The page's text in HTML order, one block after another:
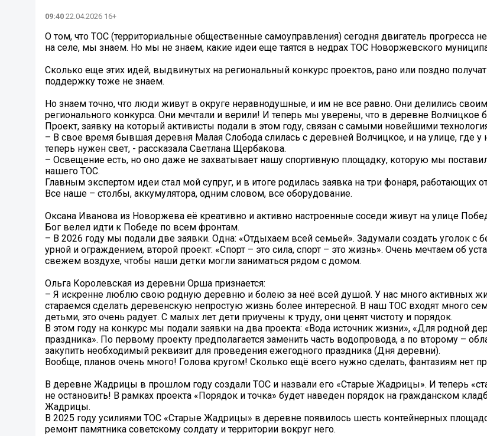
09:40 22.04.2026 16+
О том, что ТОС (территориальные общественные самоуправления) сегодня двигатель прогресса
на селе, мы знаем. Но мы не знаем, какие идеи еще таятся в недрах ТОС Новоржевского
Сколько еще этих идей, выдвинутых на региональный конкурс проектов, рано или поздно
поддержку тоже не знаем.
Но знаем точно, что люди живут в округе неравнодушные, и им не все равно. Они делились
регионального конкурса. Они мечтали и верили! И теперь мы уверены, что в деревне Волчицкое
Проект, заявку на который активисты подали в этом году, связан с самыми новейшими
– В свое время бывшая деревня Малая Слобода слилась с деревней Волчицкое, и на улице, где у
теперь нужен свет, - рассказала Светлана Щербакова.
– Освещение есть, но оно даже не захватывает нашу спортивную площадку, которую мы
нашего ТОС.
Главным экспертом идеи стал мой супруг, и в итоге родилась заявка на три фонаря, работающих
Все наше – столбы, аккумулятора, одним словом, все оборудование.
Оксана Иванова из Новоржева её креативно и активно настроенные соседи живут на улице
Бог велел идти к Победе по всем фронтам.
– В 2026 году мы подали две заявки. Одна: «Отдыхаем всей семьей». Задумали создать уголок с
урной и ограждением, второй проект: «Спорт – это сила, спорт – это жизнь». Очень мечтаем об
свежем воздухе, чтобы наши детки могли заниматься рядом с домом.
Ольга Королевская из деревни Орша признается:
– Я искренне люблю свою родную деревню и болею за неё всей душой. У нас много активных
стараемся сделать деревенскую непростую жизнь более интересной. В наш ТОС входят много
детьми, это очень радует. С малых лет дети приучены к труду, они ценят чистоту и порядок.
В этом году на конкурс мы подали заявки на два проекта: «Вода источник жизни», «Для родной
праздника». По первому проекту предполагается заменить часть водопровода, а по второму –
закупить необходимый реквизит для проведения ежегодного праздника (Дня деревни).
Вообще, планов очень много! Голова кругом! Сколько ещё всего нужно сделать, фантазиям нет
В деревне Жадрицы в прошлом году создали ТОС и назвали его «Старые Жадрицы». И теперь
не остановить! В рамках проекта «Порядок и точка» будет наведен порядок на гражданском
Жадрицы.
В 2025 году усилиями ТОС «Старые Жадрицы» в деревне появилось шесть контейнерных
ремонт памятника советскому солдату и территории вокруг него.